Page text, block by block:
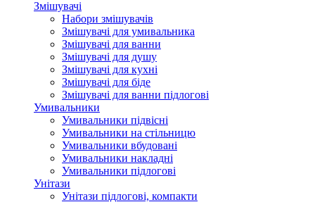
Змішувачі
Набори змішувачів
Змішувачі для умивальника
Змішувачі для ванни
Змішувачі для душу
Змішувачі для кухні
Змішувачі для біде
Змішувачі для ванни підлогові
Умивальники
Умивальники підвісні
Умивальники на стільницю
Умивальники вбудовані
Умивальники накладні
Умивальники підлогові
Унітази
Унітази підлогові, компакти